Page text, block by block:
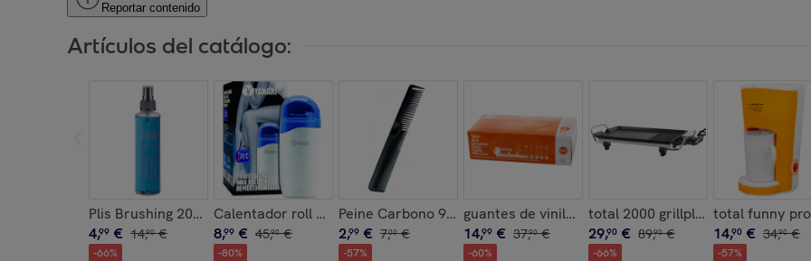
Reportar contenido
Artículos del catálogo:
Plis Brushing 200 Ml.
4,99 € 14,90 €
-66%
Calentador roll on profesional 70º
8,99 € 45,90 €
-80%
Peine Carbono 940
2,99 € 7,00 €
-57%
guantes de vinilo sin polvo ecologicos caja de 100
14,99 € 37,90 €
-60%
total 2000 grillplate
29,90 € 89,90 €
-66%
total funny
14,90 € 34,90 €
-57%